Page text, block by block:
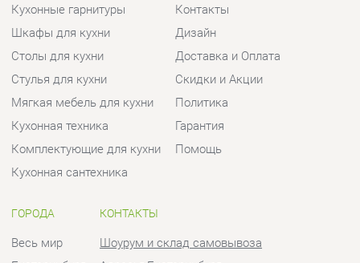
Кухонная техника
Комплектующие для кухни
Кухонная сантехника
Гарантия
Помощь
Весь мир
Екатеринбург
Шоурум и склад самовывоза
Адрес: г.Екатеринбург,
Часы работы: